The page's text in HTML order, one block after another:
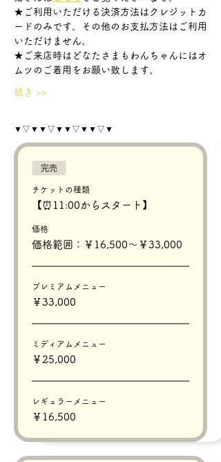
★ご利用いただける決済方法はクレジットカ
ードのみです。その他のお支払方法はご利用
いただけません。
★ご来店時はどなたさまもわんちゃんにはオ
ムツのご着用をお願い致します。
続き >>
▼▽▼▼▽▼▼▽▼▼▽▼
完売
チケットの種類
【⏰11:00からスタート】
価格
価格範囲：￥16,500〜￥33,000
プレミアムメニュー
￥33,000
ミディアムメニュー
￥25,000
レギュラーメニュー
￥16,500